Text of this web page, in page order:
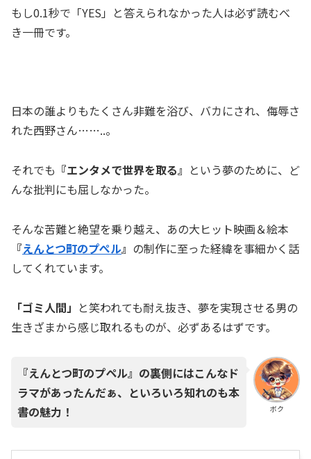
もし0.1秒で「YES」と答えられなかった人は必ず読むべ
き一冊です。
日本の誰よりもたくさん非難を浴び、バカにされ、侮辱さ
れた西野さん……..。
それでも 『エンタメで世界を取る』 という夢のために、ど
んな批判にも屈しなかった。
そんな苦難と絶望を乗り越え、あの大ヒット映画＆絵本
『えんとつ町のプぺル』 の制作に至った経緯を事細かく話
してくれています。
「ゴミ人間」 と笑われても耐え抜き、夢を実現させる男の
生きざまから感じ取れるものが、必ずあるはずです。
ボク
『えんとつ町のプペル』の裏側にはこんなド
ラマがあったんだぁ、といろいろ知れのも本
書の魅力！